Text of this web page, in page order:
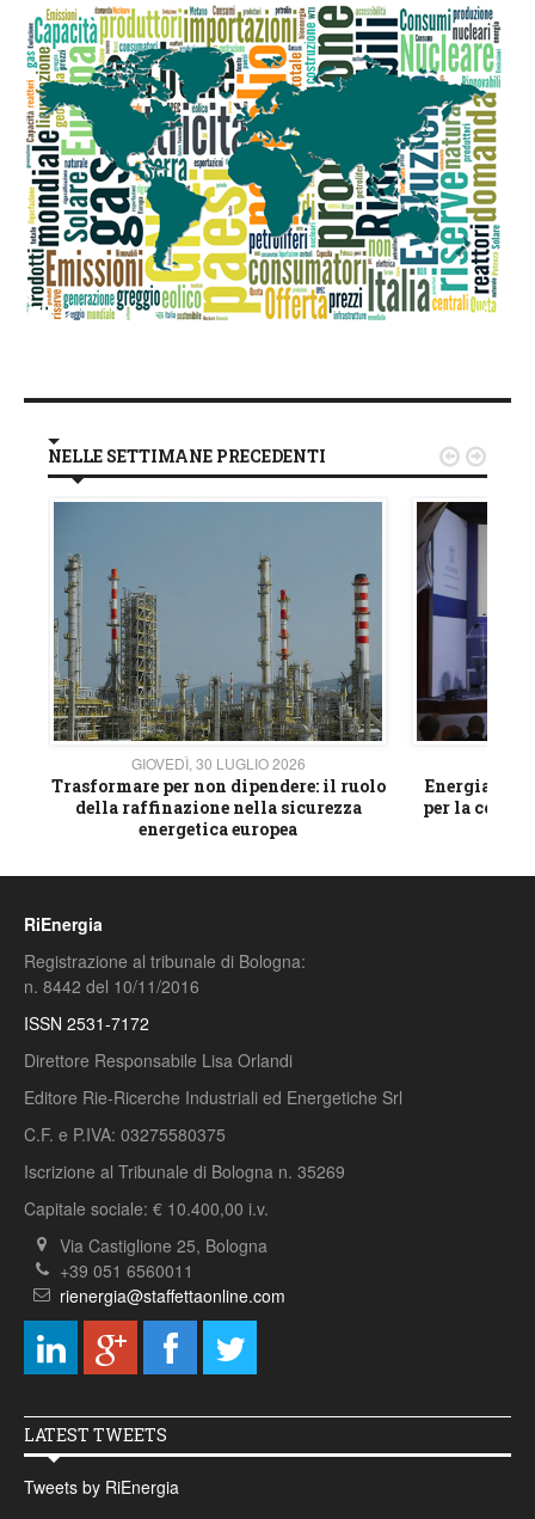
NELLE SETTIMANE PRECEDENTI
GIOVEDÌ, 30 LUGLIO 2026
Trasformare per non dipendere: il ruolo
della raffinazione nella sicurezza
energetica europea
Energia e
per la
 
RiEnergia
Registrazione al tribunale di Bologna:
n. 8442 del 10/11/2016
ISSN 2531-7172
Direttore Responsabile Lisa Orlandi
Editore Rie-Ricerche Industriali ed Energetiche Srl
C.F. e P.IVA: 03275580375
Iscrizione al Tribunale di Bologna n. 35269
Capitale sociale: € 10.400,00 i.v.
Via Castiglione 25, Bologna
+39 051 6560011
rienergia@staffettaonline.com
LATEST TWEETS
Tweets by RiEnergia